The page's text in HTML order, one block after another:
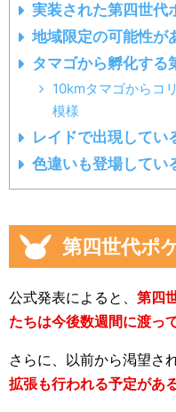
実装された第四世代
地域限定の可能性が
タマゴから孵化する
10kmタマゴからコ
模様
レイドで出現してい
色違いも登場してい
第四世代ポ
公式発表によると、 第四
たちは今後数週間に渡っ
さらに、以前から渇望さ
拡張も行われる予定があ